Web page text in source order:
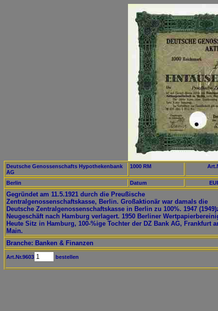
Deutsche Genossenschafts Hypothekenbank
AG
1000 RM
Berlin Datum
Gegründet am 11.5.1921 durch die Preußische
Zentralgenossenschaftskasse, Berlin. Großaktionär war damals die
Deutsche Zentralgenossenschaftskasse in Berlin zu 100%. 1947
Neugeschäft nach Hamburg verlagert. 1950 Berliner
Heute Sitz in Hamburg, 100-%ige Tochter der DZ Bank AG, Frankfurt
Main.
Branche: Banken & Finanzen
Art.Nr.9603 bestellen